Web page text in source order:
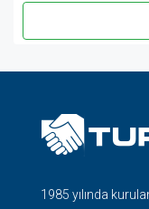
1985 yılında